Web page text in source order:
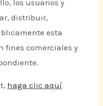
los usuarios y
distribuir,
esta
fines comerciales y
haga clic aquí